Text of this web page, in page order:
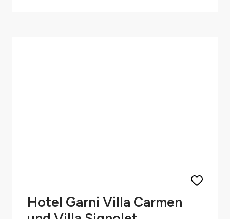
Hotel Garni Villa Carmen